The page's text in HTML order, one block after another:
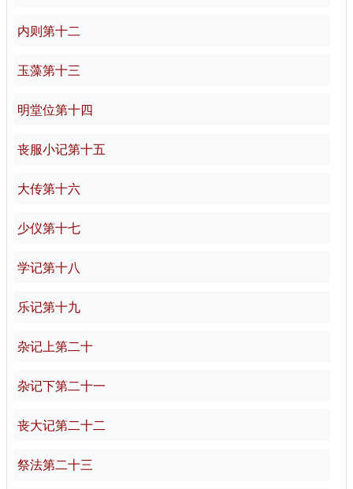
内则第十二
玉藻第十三
明堂位第十四
丧服小记第十五
大传第十六
少仪第十七
学记第十八
乐记第十九
杂记上第二十
杂记下第二十一
丧大记第二十二
祭法第二十三